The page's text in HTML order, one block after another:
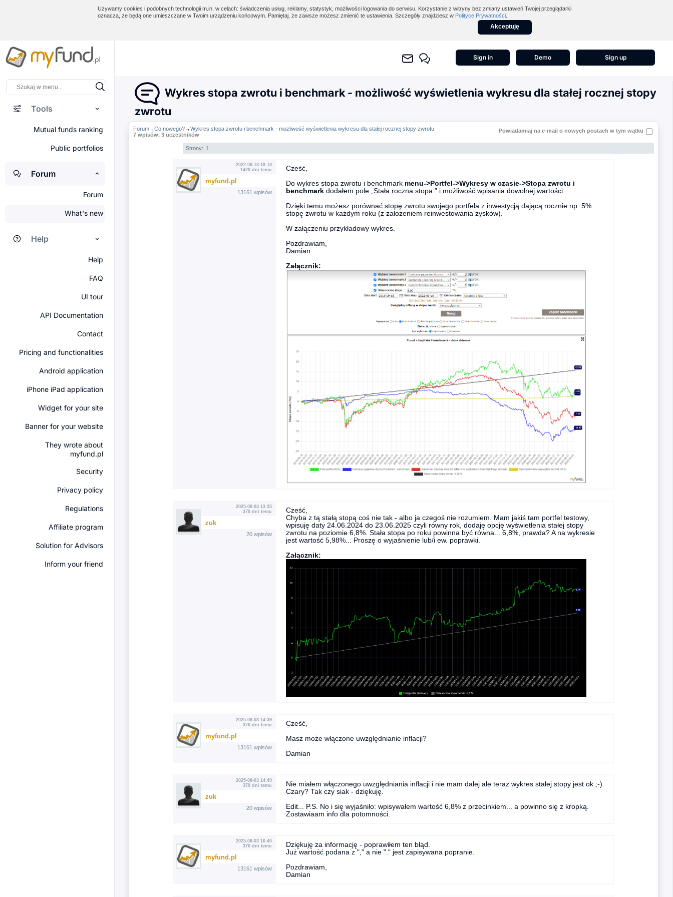
Używamy cookies i podobnych technologii m.in. w celach: świadczenia usług, reklamy, statystyk, możliwości logowania do serwisu. Korzystanie z witryny bez zmiany ustawień Twojej przeglądarki
oznacza, że będą one umieszczane w Twoim urządzeniu końcowym. Pamiętaj, że zawsze możesz zmienić te ustawienia. Szczegóły znajdziesz w Polityce Prywatności
Akceptuję
Tools
Mutual funds ranking
Public portfolios
Forum
Forum
What's new
Help
Help
FAQ
UI tour
API Documentation
Contact
Pricing and functionalities
Android application
iPhone iPad application
Widget for your site
Banner for your website
They wrote about
myfund.pl
Security
Privacy policy
Regulations
Affiliate program
Solution for Advisors
Inform your friend
Sign in Demo Sign up
Wykres stopa zwrotu i benchmark - możliwość wyświetlenia wykresu dla stałej rocznej stopy
zwrotu
Forum→Co nowego?→Wykres stopa zwrotu i benchmark - możliwość wyświetlenia wykresu dla stałej rocznej stopy zwrotu
7 wpisów, 3 uczestników
Powiadamiaj na e-mail o nowych postach w tym wątku
Strony: 1
2022-09-18 18:18
1420 dni temu
myfund.pl
13161 wpisów
Cześć,
Do wykres stopa zwrotu i benchmark menu->Portfel->Wykresy w czasie->Stopa zwrotu i
benchmarkdodałem pole „Stała roczna stopa:” i możliwość wpisania dowolnej wartości.
Dzięki temu możesz porównać stopę zwrotu swojego portfela z inwestycją dającą rocznie np. 5%
stopę zwrotu w każdym roku (z założeniem reinwestowania zysków).
W załączeniu przykładowy wykres.
Pozdrawiam,
Damian
Załącznik:
2025-08-03 13:35
370 dni temu
zuk
20 wpisów
Cześć,
Chyba z tą stałą stopą coś nie tak - albo ja czegoś nie rozumiem. Mam jakiś tam portfel testowy,
wpisuję daty 24.06.2024 do 23.06.2025 czyli równy rok, dodaję opcję wyświetlenia stałej stopy
zwrotu na poziomie 6,8%. Stała stopa po roku powinna być równa... 6,8%, prawda? A na wykresie
jest wartość 5,98%... Proszę o wyjaśnienie lub/i ew. poprawki.
Załącznik:
2025-08-03 14:39
370 dni temu
myfund.pl
13161 wpisów
Cześć,
Masz może włączone uwzględnianie inflacji?
Damian
2025-08-03 14:49
370 dni temu
zuk
20 wpisów
Nie miałem włączonego uwzględniania inflacji i nie mam dalej ale teraz wykres stałej stopy jest ok ;-)
Czary? Tak czy siak - dziękuję.
Edit... P.S. No i się wyjaśniło: wpisywałem wartość 6,8% z przecinkiem... a powinno się z kropką.
Zostawiaam info dla potomności.
2025-08-03 16:40
370 dni temu
myfund.pl
13161 wpisów
Dziękuję za informację - poprawiłem ten błąd.
Już wartość podana z "," a nie "." jest zapisywana popranie.
Pozdrawiam,
Damian